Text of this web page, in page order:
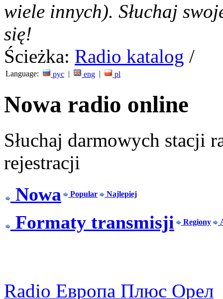
wiele innych). Słuchaj
się!
Ścieżka: Radio katalog /
Language: рус | eng | pl
Nowa radio online
Słuchaj darmowych stacji
rejestracji
Nowa Popular Najlepiej
Formaty transmisji Regiony
Radio Европа Плюс Орел